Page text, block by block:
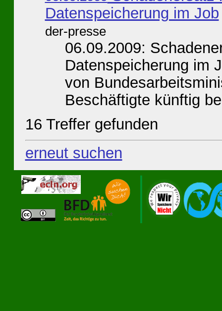
Datenspeicherung im Job
der-presse
06.09.2009:
Datenspeicherung im
von
Beschäftigte künftig
16 Treffer gefunden
erneut suchen